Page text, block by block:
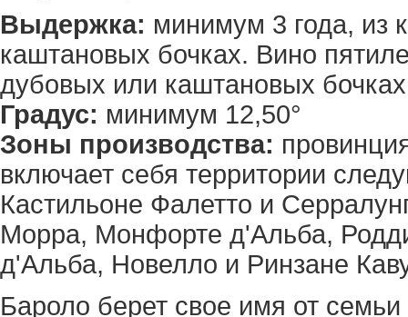
Выдержка: минимум 3 года, из
каштановых бочках. Вино
дубовых или каштановых бочках
Градус: минимум 12,50°
Зоны производства:
включает себя территории
Кастильоне Фалетто и
Морра, Монфорте д'Альба,
д'Альба, Новелло и Ринзане
Бароло берет свое имя от